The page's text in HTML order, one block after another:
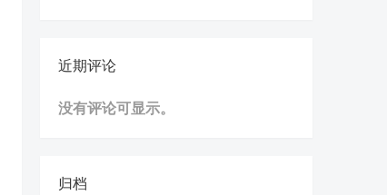
近期评论
没有评论可显示。
归档